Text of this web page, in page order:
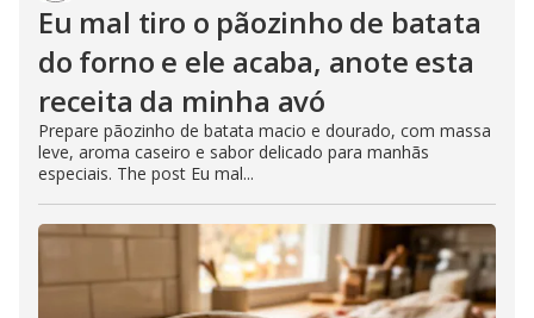
Eu mal tiro o pãozinho de batata
do forno e ele acaba, anote esta
receita da minha avó
Prepare pãozinho de batata macio e dourado, com massa
leve, aroma caseiro e sabor delicado para manhãs
especiais. The post Eu mal...